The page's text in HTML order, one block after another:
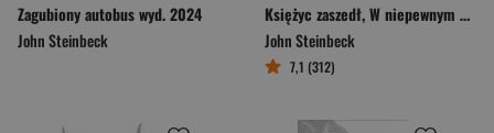
Zagubiony autobus wyd. 2024
John Steinbeck
Księżyc zaszedł, W niepewnym boju
John Steinbeck
7,1 (312)